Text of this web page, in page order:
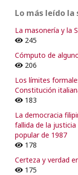
Lo más leído la
La masonería y la
245
Cómputo de
206
Los límites
Constitución
183
La democracia
fallida de la
popular de 1987
178
Certeza y verdad
175